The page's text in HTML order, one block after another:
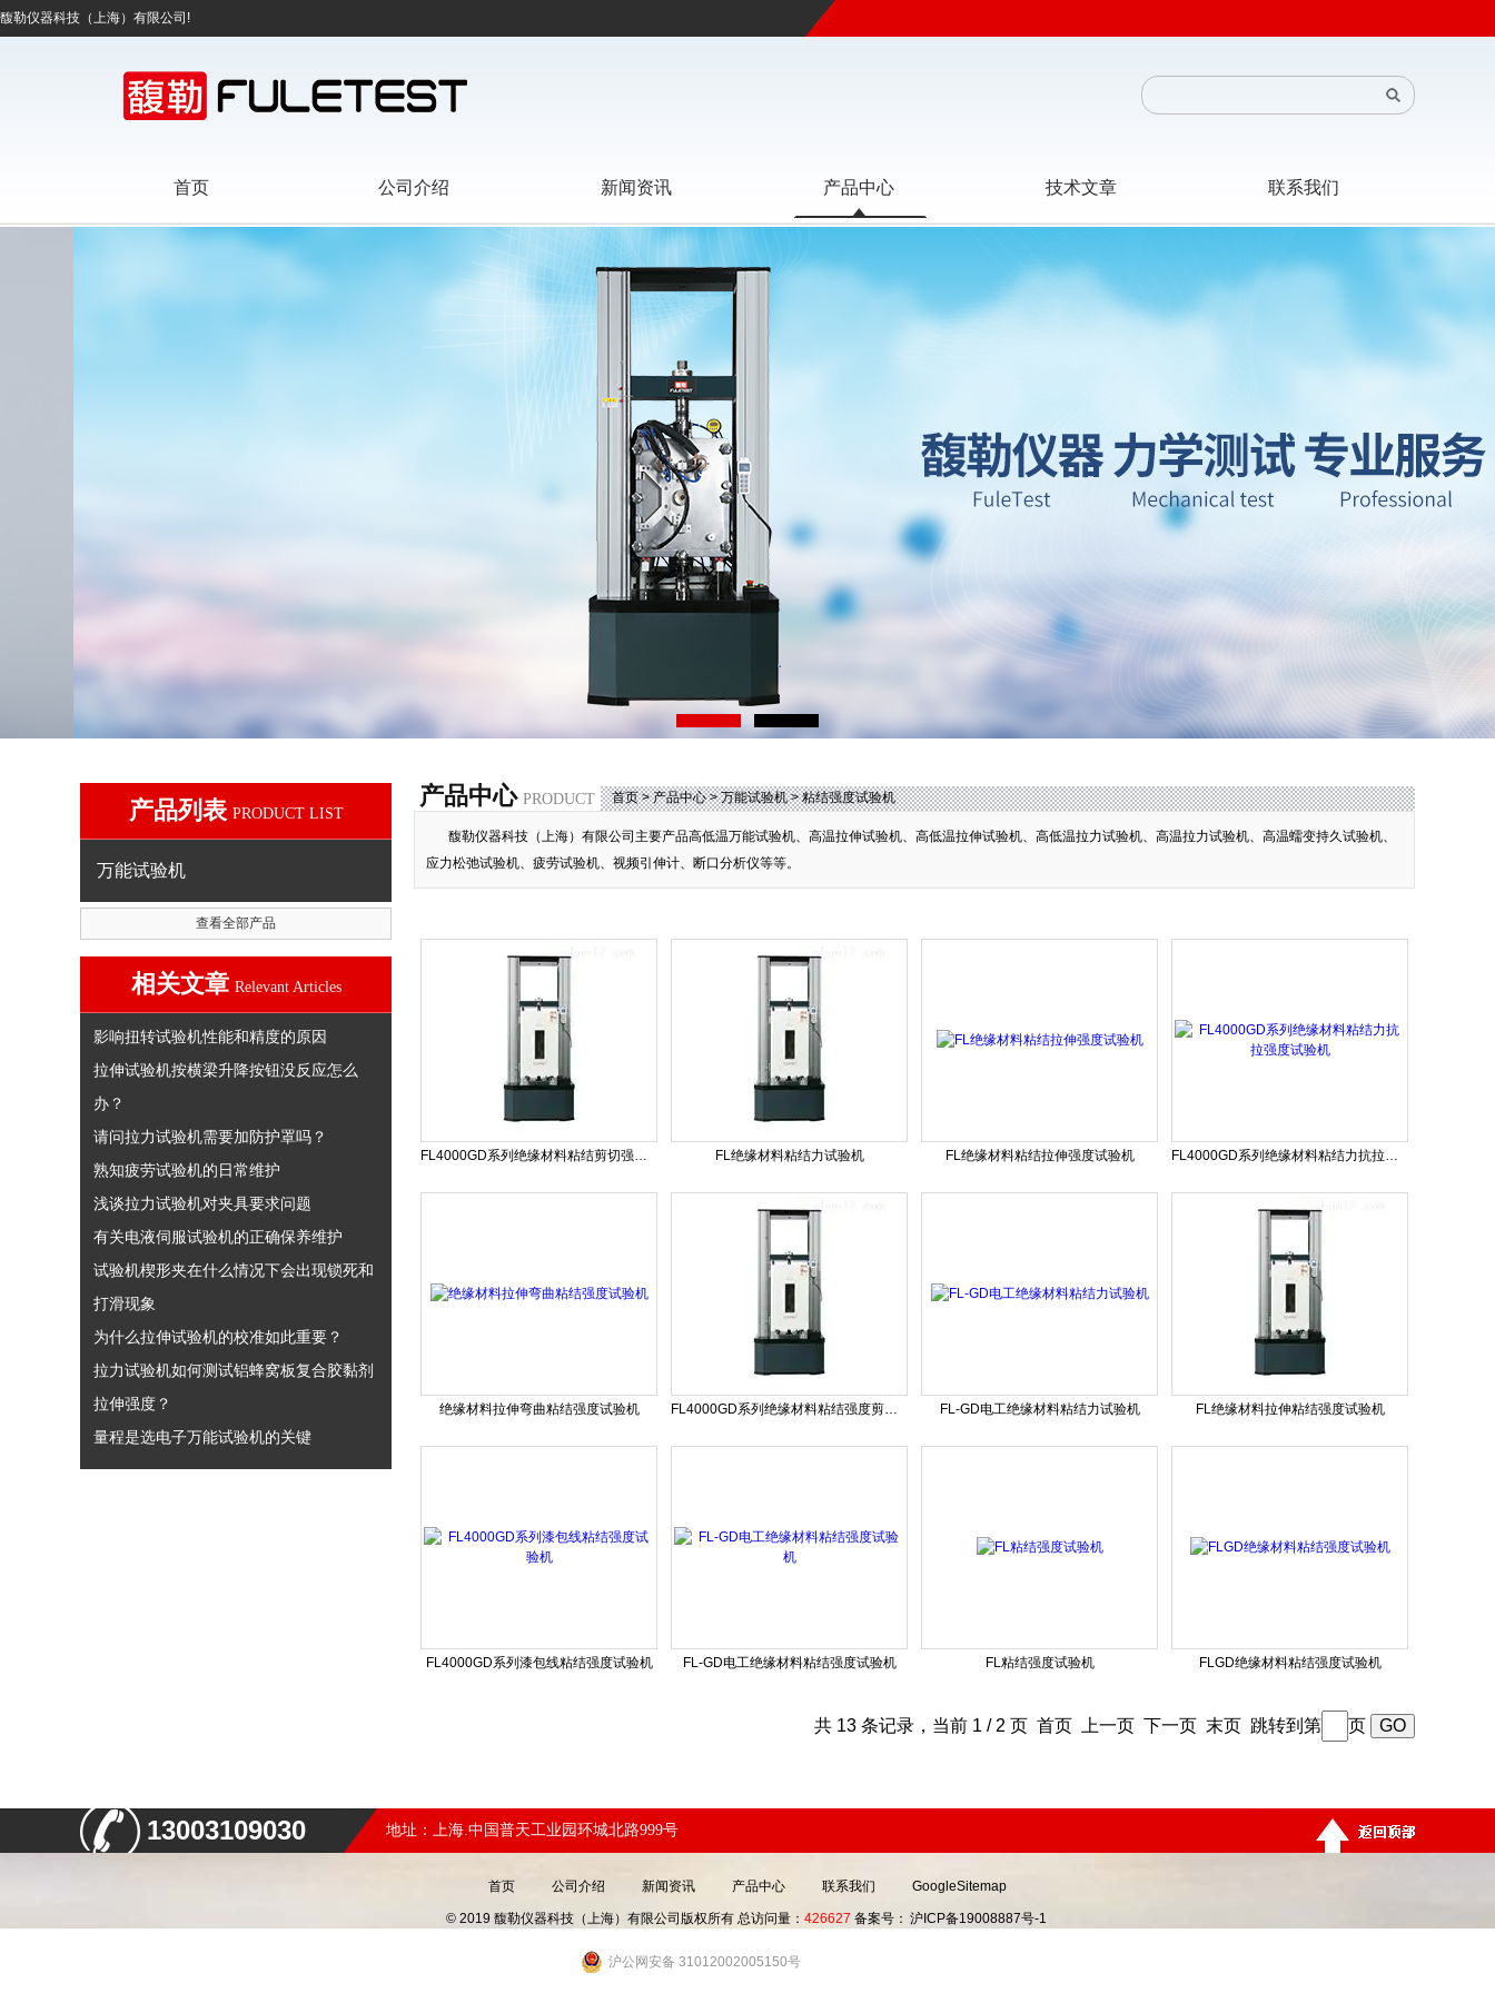
馥勒仪器科技（上海）有限公司!
首页 公司介绍 新闻资讯 产品中心 技术文章 联系我们
产品列表 PRODUCT LIST
万能试验机
查看全部产品
相关文章 Relevant Articles
影响扭转试验机性能和精度的原因
拉伸试验机按横梁升降按钮没反应怎么
办？
请问拉力试验机需要加防护罩吗？
熟知疲劳试验机的日常维护
浅谈拉力试验机对夹具要求问题
有关电液伺服试验机的正确保养维护
试验机楔形夹在什么情况下会出现锁死和
打滑现象
为什么拉伸试验机的校准如此重要？
拉力试验机如何测试铝蜂窝板复合胶黏剂
拉伸强度？
量程是选电子万能试验机的关键
产品中心 PRODUCT 首页>产品中心>万能试验机>粘结强度试验机
馥勒仪器科技（上海）有限公司主要产品高低温万能试验机、高温拉伸试验机、高低温拉伸试验机、高低温拉力试验机、高温拉力试验机、高温蠕变持久试验机、
应力松弛试验机、疲劳试验机、视频引伸计、断口分析仪等等。
FL4000GD系列绝缘材料粘结剪切强度试验机 FL绝缘材料粘结力试验机 FL绝缘材料粘结拉伸强度试验机 FL4000GD系列绝缘材料粘结力抗拉强度试验机
绝缘材料拉伸弯曲粘结强度试验机 FL4000GD系列绝缘材料粘结强度剪切试验机 FL-GD电工绝缘材料粘结力试验机 FL绝缘材料拉伸粘结强度试验机
FL4000GD系列漆包线粘结强度试验机 FL-GD电工绝缘材料粘结强度试验机 FL粘结强度试验机 FLGD绝缘材料粘结强度试验机
共 13 条记录，当前 1 / 2 页 首页 上一页 下一页 末页 跳转到第 页
13003109030 地址：上海.中国普天工业园环城北路999号
首页 公司介绍 新闻资讯 产品中心 联系我们 GoogleSitemap
© 2019 馥勒仪器科技（上海）有限公司版权所有 总访问量： 426627 备案号： 沪ICP备19008887号-1
沪公网安备 31012002005150号